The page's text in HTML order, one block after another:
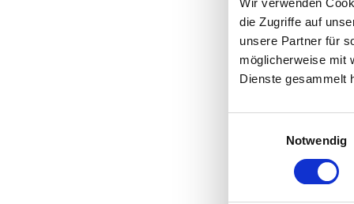
Wir verwenden
die Zugriffe auf
unsere Partner für
möglicherweise mit
Dienste gesammelt
Notwendig